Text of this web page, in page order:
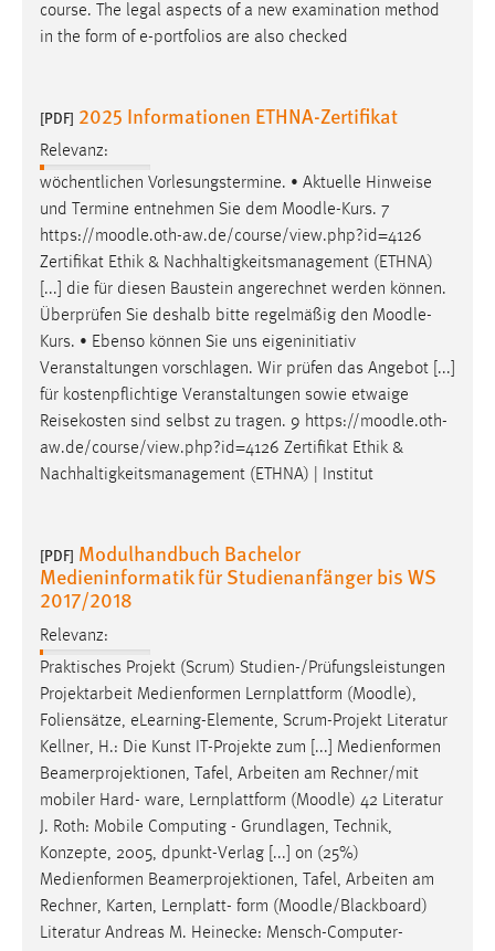
course. The legal aspects of a new examination method
in the form of e-portfolios are also checked
[PDF] 2025 Informationen ETHNA-Zertifikat
Relevanz:
wöchentlichen Vorlesungstermine. • Aktuelle Hinweise
und Termine entnehmen Sie dem Moodle-Kurs. 7
https://moodle.oth-aw.de/course/view.php?id=4126
Zertifikat Ethik & Nachhaltigkeitsmanagement (ETHNA)
[...] die für diesen Baustein angerechnet werden können.
Überprüfen Sie deshalb bitte regelmäßig den Moodle-
Kurs. • Ebenso können Sie uns eigeninitiativ
Veranstaltungen vorschlagen. Wir prüfen das Angebot [...]
für kostenpflichtige Veranstaltungen sowie etwaige
Reisekosten sind selbst zu tragen. 9 https://moodle.oth-
aw.de/course/view.php?id=4126 Zertifikat Ethik &
Nachhaltigkeitsmanagement (ETHNA) | Institut
[PDF] Modulhandbuch Bachelor
Medieninformatik für Studienanfänger bis WS
2017/2018
Relevanz:
Praktisches Projekt (Scrum) Studien-/Prüfungsleistungen
Projektarbeit Medienformen Lernplattform (Moodle),
Foliensätze, eLearning-Elemente, Scrum-Projekt Literatur
Kellner, H.: Die Kunst IT-Projekte zum [...] Medienformen
Beamerprojektionen, Tafel, Arbeiten am Rechner/mit
mobiler Hard- ware, Lernplattform (Moodle) 42 Literatur
J. Roth: Mobile Computing - Grundlagen, Technik,
Konzepte, 2005, dpunkt-Verlag [...] on (25%)
Medienformen Beamerprojektionen, Tafel, Arbeiten am
Rechner, Karten, Lernplatt- form (Moodle/Blackboard)
Literatur Andreas M. Heinecke: Mensch-Computer-